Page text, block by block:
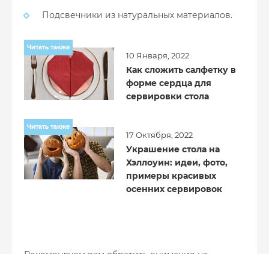
Подсвечники из натуральных материалов.
Читать также
10 Января, 2022
Как сложить салфетку в
форме сердца для
сервировки стола
Читать также
17 Октября, 2022
Украшение стола на
Хэллоуин: идеи, фото,
примеры красивых
осенних сервировок